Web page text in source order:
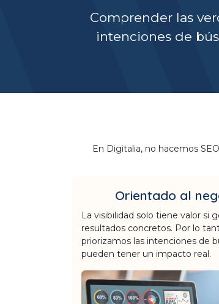
Comprender las
intenciones de
En Digitalia, no hacemos SEO
Orientado al
La visibilidad solo tiene valor si
resultados concretos. Por lo
priorizamos las intenciones de
pueden tener un impacto real.